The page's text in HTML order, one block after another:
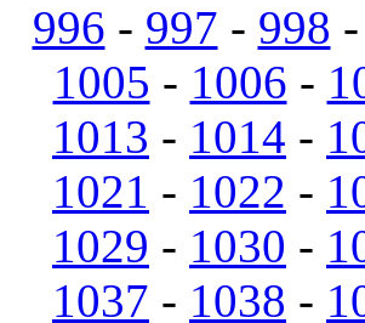
996 - 997 - 998 -
1005 - 1006 -
1013 - 1014 -
1021 - 1022 -
1029 - 1030 -
1037 - 1038 -